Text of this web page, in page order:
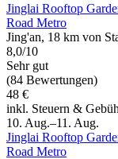
Jinglai Rooftop
Road Metro
Jing'an, 18 km von
8,0/10
Sehr gut
(84 Bewertungen)
48 €
inkl. Steuern &
10. Aug.–11. Aug.
Jinglai Rooftop
Road Metro